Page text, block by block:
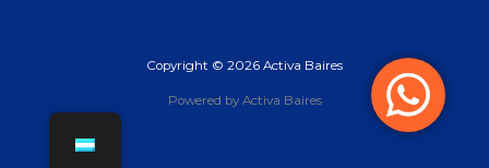
Copyright © 2026 Activa Baires
Powered by Activa Baires